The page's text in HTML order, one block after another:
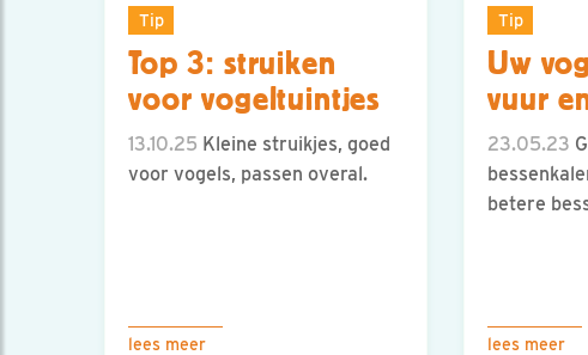
Tip
Top 3: struiken
voor vogeltuintjes
13.10.25 Kleine struikjes, goed
voor vogels, passen overal.
lees meer
Tip
Uw
vuur
23.05.23
betere
lees meer